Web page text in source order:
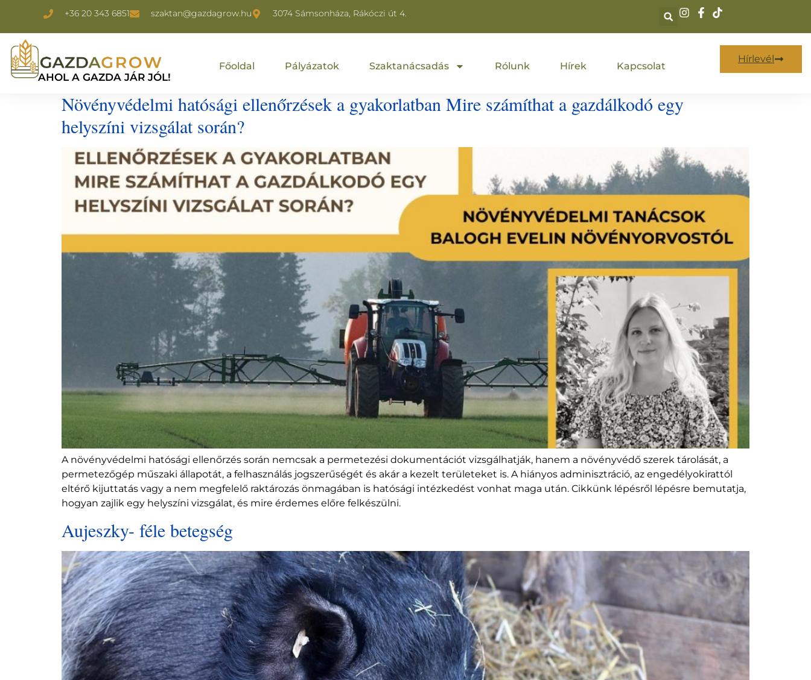
+36 20 343 6851 szaktan@gazdagrow.hu 3074 Sámsonháza, Rákóczi út 4.
Főoldal Pályázatok Szaktanácsadás Rólunk Hírek Kapcsolat
Hírlevél
AHOL A GAZDA JÁR JÓL!
Növényvédelmi hatósági ellenőrzések a gyakorlatban Mire számíthat a gazdálkodó egy
helyszíni vizsgálat során?
A növényvédelmi hatósági ellenőrzés során nemcsak a permetezési dokumentációt vizsgálhatják, hanem a növényvédő szerek tárolását, a
permetezőgép műszaki állapotát, a felhasználás jogszerűségét és akár a kezelt területeket is. A hiányos adminisztráció, az engedélyokirattól
eltérő kijuttatás vagy a nem megfelelő raktározás önmagában is hatósági intézkedést vonhat maga után. Cikkünk lépésről lépésre bemutatja,
hogyan zajlik egy helyszíni vizsgálat, és mire érdemes előre felkészülni.
Aujeszky- féle betegség